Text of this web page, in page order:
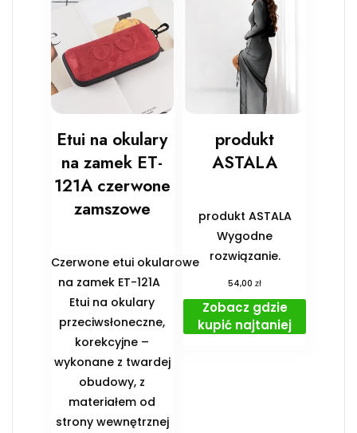
Etui na okulary
na zamek ET-
121A czerwone
zamszowe
Czerwone etui okularowe
na zamek ET-121A
Etui na okulary
przeciwsłoneczne,
korekcyjne –
wykonane z twardej
obudowy, z
materiałem od
strony wewnętrznej
produkt
ASTALA
produkt ASTALA
Wygodne
rozwiązanie.
54,00zł
Zobacz gdzie
kupić najtaniej